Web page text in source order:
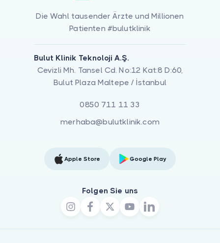
Die Wahl tausender Ärzte und Millionen
Patienten #bulutklinik
Bulut Klinik Teknoloji A.Ş.
Cevizli Mh. Tansel Cd. No:12 Kat:8 D:60,
Bulut Plaza Maltepe / İstanbul
0850 711 11 33
merhaba@bulutklinik.com
Apple Store Google Play
Folgen Sie uns